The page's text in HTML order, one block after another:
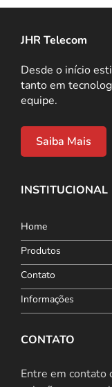
JHR Telecom
Desde o início
tanto em
equipe.
Saiba Mais
INSTITUCIONAL
Home
Produtos
Contato
Informações
CONTATO
Entre em contato